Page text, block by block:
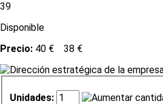
39
Disponible
Precio: 40 € 38 €
Unidades: